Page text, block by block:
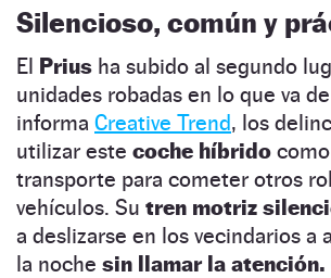
Silencioso, común y
El Prius ha subido al segundo
unidades robadas en lo que va
informa Creative Trend, los
utilizar este coche híbrido
transporte para cometer otros
vehículos. Su tren motriz
a deslizarse en los vecindarios a
la noche sin llamar la atención.